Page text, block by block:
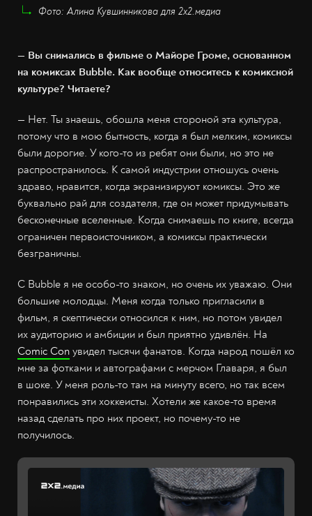
Фото: Алина Кувшинникова для 2х2.медиа
— Вы снимались в фильме о Майоре Громе, основанном
на комиксах Bubble. Как вообще относитесь к комиксной
культуре? Читаете?
— Нет. Ты знаешь, обошла меня стороной эта культура,
потому что в мою бытность, когда я был мелким, комиксы
были дорогие. У кого-то из ребят они были, но это не
распространилось. К самой индустрии отношусь очень
здраво, нравится, когда экранизируют комиксы. Это же
буквально рай для создателя, где он может придумывать
бесконечные вселенные. Когда снимаешь по книге, всегда
ограничен первоисточником, а комиксы практически
безграничны.
С Bubble я не особо-то знаком, но очень их уважаю. Они
большие молодцы. Меня когда только пригласили в
фильм, я скептически относился к ним, но потом увидел
их аудиторию и амбиции и был приятно удивлён. На
Comic Con увидел тысячи фанатов. Когда народ пошёл ко
мне за фотками и автографами с мерчом Главаря, я был
в шоке. У меня роль-то там на минуту всего, но так всем
понравились эти хоккеисты. Хотели же какое-то время
назад сделать про них проект, но почему-то не
получилось.